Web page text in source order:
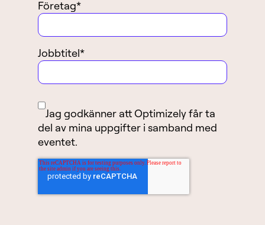
Företag*
Jobbtitel*
Jag godkänner att Optimizely får ta
del av mina uppgifter i samband med
eventet.